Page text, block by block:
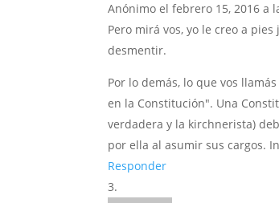
Anónimo el febrero 15, 2016 a
Pero mirá vos, yo le creo a
desmentir.
Por lo demás, lo que vos
en la Constitución". Una
verdadera y la kirchnerista)
por ella al asumir sus cargos.
Responder